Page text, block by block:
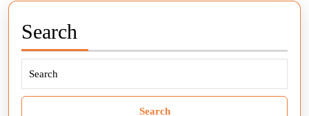
Search
Search